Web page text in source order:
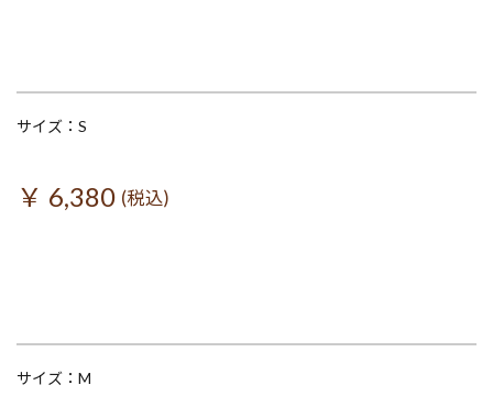
サイズ：S
￥ 6,380 (税込)
サイズ：M